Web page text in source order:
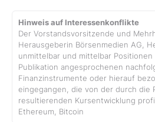
Hinweis auf Interessenkonflikte
Der Vorstandsvorsitzende und
Herausgeberin Börsenmedien AG,
unmittelbar und mittelbar
Publikation angesprochenen
Finanzinstrumente oder hierauf
eingegangen, die von der durch die
resultierenden Kursentwicklung
Ethereum, Bitcoin